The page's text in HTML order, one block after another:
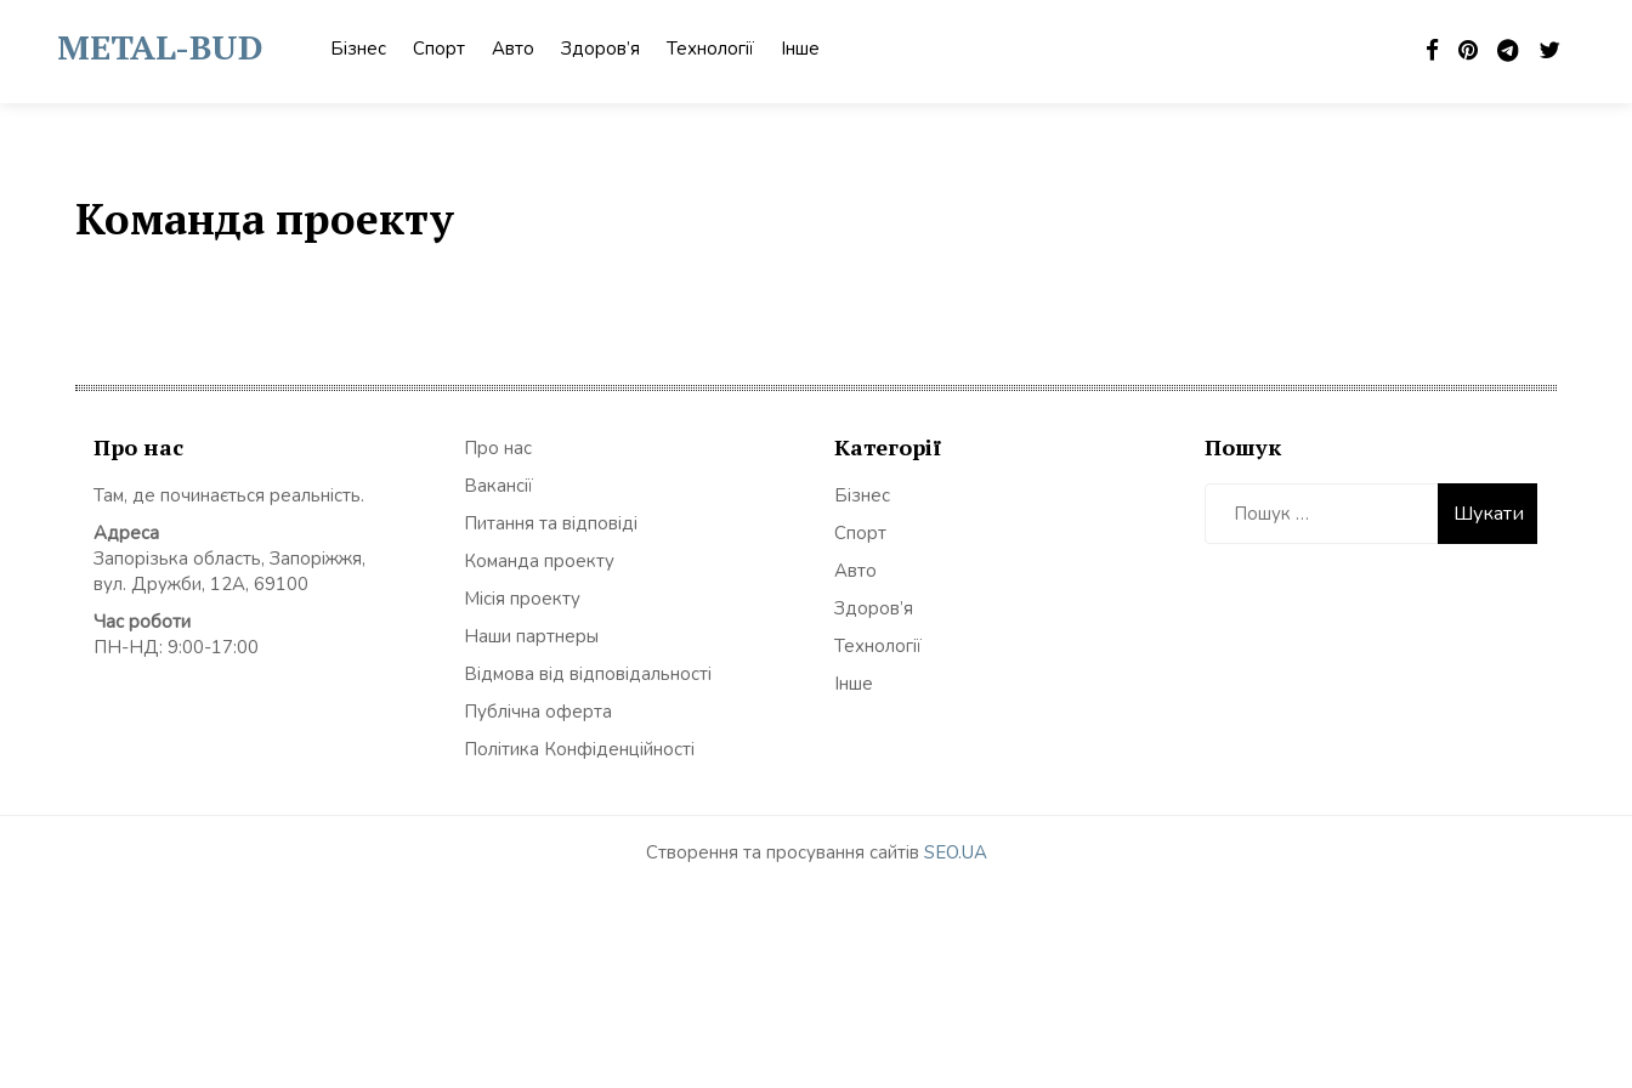
contentMETAL-BUD Бізнес Спорт Авто Здоров’я Технології Інше
Команда проекту
Про нас
Там, де починається реальність.
Адреса
Запорізька область, Запоріжжя,
вул. Дружби, 12А, 69100
Час роботи
ПН-НД: 9:00-17:00
Про нас
Вакансії
Питання та відповіді
Команда проекту
Місія проекту
Наши партнеры
Відмова від відповідальності
Публічна оферта
Політика Конфіденційності
Категорії
Бізнес
Спорт
Авто
Здоров’я
Технології
Інше
Пошук
Створення та просування сайтів SEO.UA